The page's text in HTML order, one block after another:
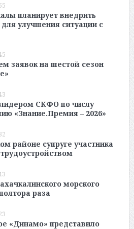
планирует внедрить
улучшения ситуации с
заявок на шестой сезон
лидером СКФО по числу
«Знание.Премия – 2026»
районе супруге участника
морского
раза
«Динамо» представило